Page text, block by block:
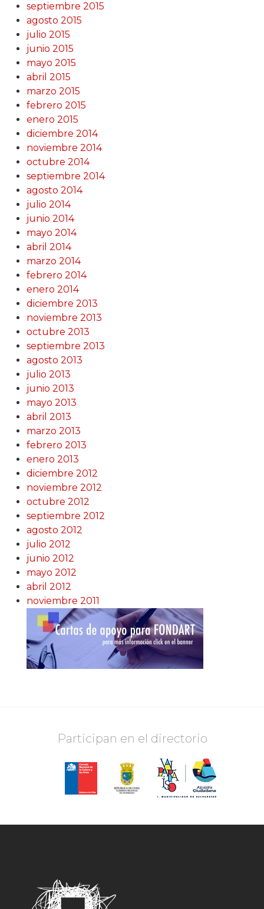
septiembre 2015
agosto 2015
julio 2015
junio 2015
mayo 2015
abril 2015
marzo 2015
febrero 2015
enero 2015
diciembre 2014
noviembre 2014
octubre 2014
septiembre 2014
agosto 2014
julio 2014
junio 2014
mayo 2014
abril 2014
marzo 2014
febrero 2014
enero 2014
diciembre 2013
noviembre 2013
octubre 2013
septiembre 2013
agosto 2013
julio 2013
junio 2013
mayo 2013
abril 2013
marzo 2013
febrero 2013
enero 2013
diciembre 2012
noviembre 2012
octubre 2012
septiembre 2012
agosto 2012
julio 2012
junio 2012
mayo 2012
abril 2012
noviembre 2011
Participan en el directorio